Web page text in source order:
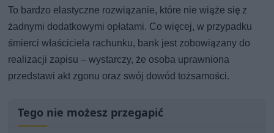
To bardzo elastyczne rozwiązanie, które nie wiąże się z
żadnymi dodatkowymi opłatami. Co więcej, w przypadku
śmierci właściciela rachunku, bank jest zobowiązany do
realizacji zapisu – wystarczy, że osoba uprawniona
przedstawi akt zgonu oraz swój dowód tożsamości.
Tego nie możesz przegapić